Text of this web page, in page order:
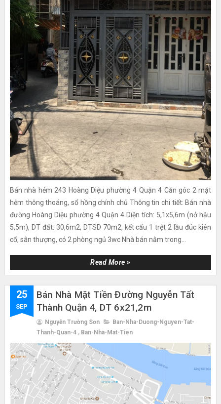
Bán nhà hẻm 243 Hoàng Diệu phường 4 Quận 4 Căn góc 2 mặt
hẻm thông thoáng, sổ hồng chính chủ Thông tin chi tiết: Bán nhà
đường Hoàng Diệu phường 4 Quận 4 Diện tích: 5,1x5,6m (nở hậu
5,5m), DT đất: 30,6m2, DTSD 70m2, kết cấu 1 trệt 2 lầu đúc kiên
cố, sân thượng, có 2 phòng ngủ 3wc Nhà bán nằm trong...
Read More »
25
SEP
Bán Nhà Mặt Tiền Đường Nguyễn Tất
Thành Quận 4, DT 6x21,2m
Nguyễn Trường Sơn
Ban-Nha-Duong-Nguyen-Tat-
Thanh-Quan-4 , Ban-Nha-Mat-Tien